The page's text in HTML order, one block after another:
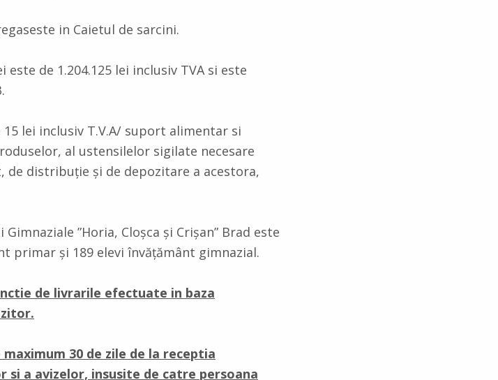
in Caietul de sarcini.
de 1.204.125 lei inclusiv TVA si este
lei inclusiv T.V.A/ suport alimentar si
al ustensilelor sigilate necesare
distribuție și de depozitare a acestora,
”Horia, Cloșca și Crișan” Brad este
primar și 189 elevi învățământ gimnazial.
de livrarile efectuate in baza
30 de zile de la receptia
a avizelor, insusite de catre persoana